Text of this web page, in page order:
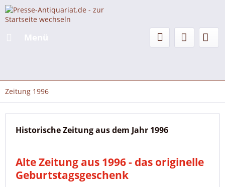
Zeitung 1996
Historische Zeitung aus dem Jahr 1996
Alte Zeitung aus 1996 - das originelle
Geburtstagsgeschenk